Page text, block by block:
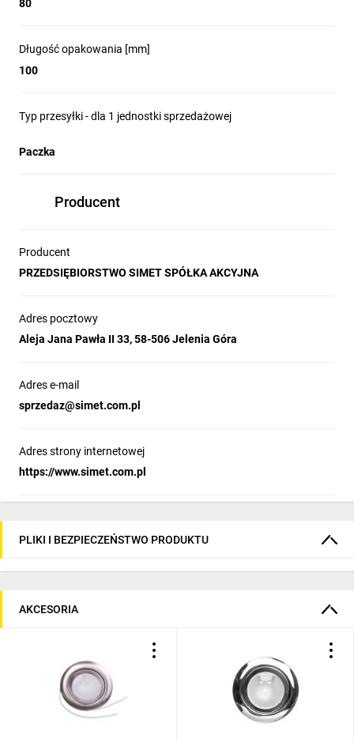
80
Długość opakowania [mm]
100
Typ przesyłki - dla 1 jednostki sprzedażowej
Paczka
Producent
Producent
PRZEDSIĘBIORSTWO SIMET SPÓŁKA AKCYJNA
Adres pocztowy
Aleja Jana Pawła II 33, 58-506 Jelenia Góra
Adres e-mail
sprzedaz@simet.com.pl
Adres strony internetowej
https://www.simet.com.pl
PLIKI I BEZPIECZEŃSTWO PRODUKTU
AKCESORIA